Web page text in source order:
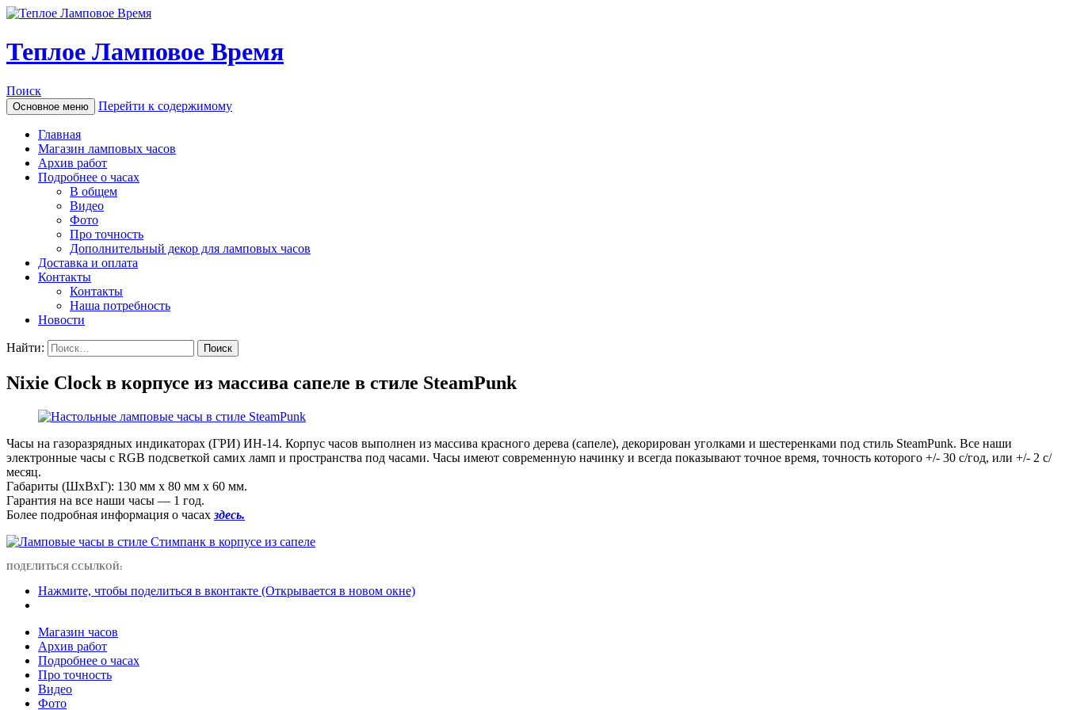
Теплое Ламповое Время
Поиск
Основное меню Перейти к содержимому
Главная
Магазин ламповых часов
Архив работ
Подробнее о часах
В общем
Видео
Фото
Про точность
Дополнительный декор для ламповых часов
Доставка и оплата
Контакты
Контакты
Наша потребность
Новости
Найти:
Nixie Clock в корпусе из массива сапеле в стиле SteamPunk
Часы на газоразрядных индикаторах (ГРИ) ИН-14. Корпус часов выполнен из массива красного дерева (сапеле), декорирован уголками и шестеренками под стиль SteamPunk. Все наши
электронные часы с RGB подсветкой самих ламп и пространства под часами. Часы имеют современную начинку и всегда показывают точное время, точность которого +/- 30 с/год, или +/- 2 с/
месяц.
Габариты (ШxВxГ): 130 мм x 80 мм x 60 мм.
Гарантия на все наши часы — 1 год.
Более подробная информация о часах здесь.
ПОДЕЛИТЬСЯ ССЫЛКОЙ:
Нажмите, чтобы поделиться в вконтакте (Открывается в новом окне)
Магазин часов
Архив работ
Подробнее о часах
Про точность
Видео
Фото